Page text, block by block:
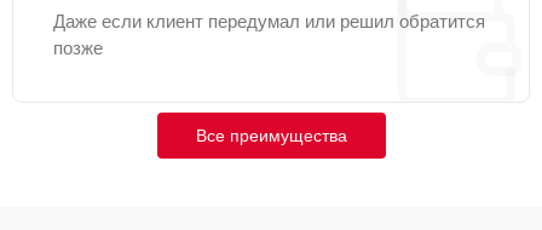
Даже если клиент передумал или решил обратится
позже
Все преимущества